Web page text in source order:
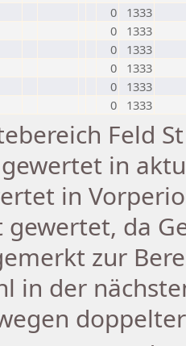
0
1333
0
1333
0
1333
0
1333
0
1333
0 1333
Feld
in
in
gewertet, da
zur
in der